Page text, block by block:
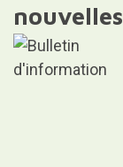
nouvelles